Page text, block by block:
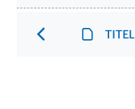
TITEL